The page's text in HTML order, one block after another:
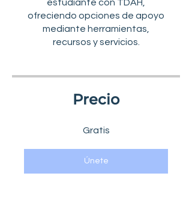
estudiante con TDAH,
ofreciendo opciones de apoyo
mediante herramientas,
recursos y servicios.
Precio
Gratis
Únete